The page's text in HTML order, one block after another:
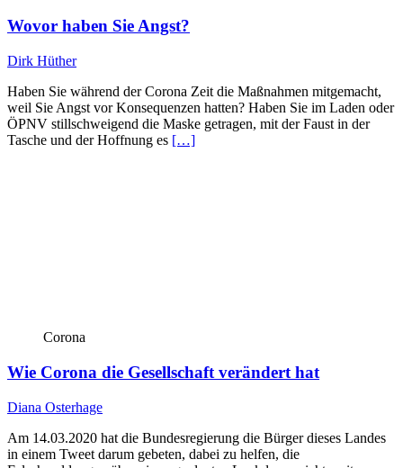
Wovor haben Sie Angst?
Dirk Hüther
Haben Sie während der Corona Zeit die Maßnahmen mitgemacht,
weil Sie Angst vor Konsequenzen hatten? Haben Sie im Laden oder
ÖPNV stillschweigend die Maske getragen, mit der Faust in der
Tasche und der Hoffnung es […]
Corona
Wie Corona die Gesellschaft verändert hat
Diana Osterhage
Am 14.03.2020 hat die Bundesregierung die Bürger dieses Landes
in einem Tweet darum gebeten, dabei zu helfen, die